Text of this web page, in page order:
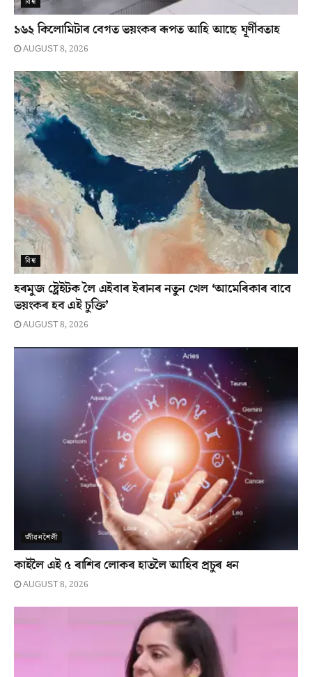
১৬২ কিলোমিটাৰ বেগত ভয়ংকৰ ৰূপত আহি আছে ঘূৰ্ণীবতাহ
AUGUST 8, 2026
বিশ্ব
হৰমুজ ষ্ট্ৰেইটক লৈ এইবাৰ ইৰানৰ নতুন খেল ‘আমেৰিকাৰ বাবে
ভয়ংকৰ হব এই চুক্তি’
AUGUST 8, 2026
জীৱনশৈলী
কাইলৈ এই ৫ ৰাশিৰ লোকৰ হাতলৈ আহিব প্ৰচুৰ ধন
AUGUST 8, 2026